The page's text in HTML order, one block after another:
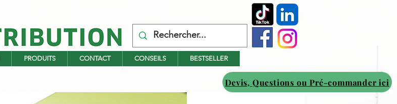
PRODUITS CONTACT CONSEILS BESTSELLER
Devis, Questions ou Pré-commander ici